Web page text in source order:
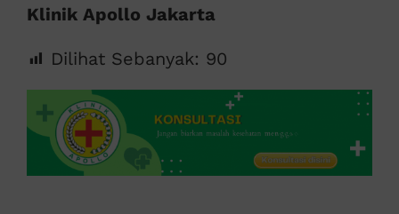
Klinik Apollo Jakarta
Dilihat Sebanyak: 90